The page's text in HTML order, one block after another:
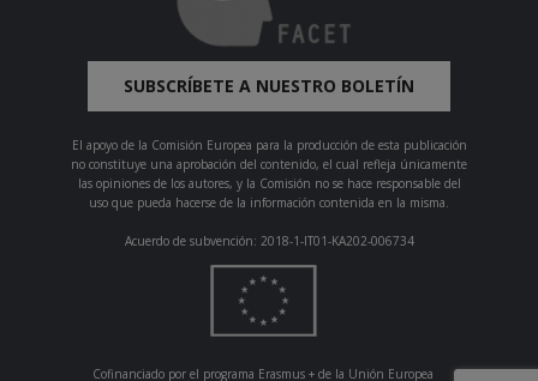
SUBSCRÍBETE A NUESTRO BOLETÍN
El apoyo de la Comisión Europea para la producción de esta publicación
no constituye una aprobación del contenido, el cual refleja únicamente
las opiniones de los autores, y la Comisión no se hace responsable del
uso que pueda hacerse de la información contenida en la misma.
Acuerdo de subvención: 2018-1-IT01-KA202-006734
Cofinanciado por el programa Erasmus + de la Unión Europea